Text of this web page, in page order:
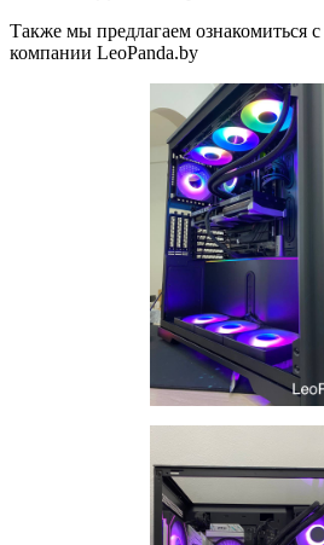
Также мы предлагаем ознакомиться с
компании LeoPanda.by